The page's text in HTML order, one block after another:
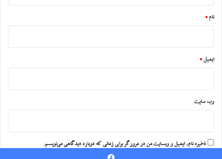
نام *
ایمیل *
وب‌ سایت
ذخیره نام، ایمیل و وبسایت من در مرورگر برای زمانی که دوباره دیدگاهی می‌نویسم.